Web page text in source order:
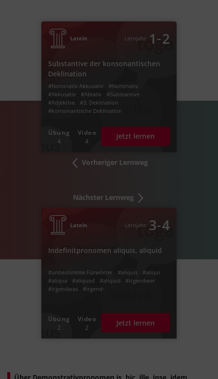
Vorheriger Lernweg
Latein Lernjahr 1‐2
Substantive der konsonantischen
Deklination
#Nominativ Akkusativ
#Nominativ
#Akkusativ
#Ablativ
#Substantive
#Adjektive
#3. Deklination
#konsonantische Deklination
#dritte Deklination
Übung
4
Video
4
Jetzt lernen
Nächster Lernweg
Latein Lernjahr 3‐4
Indefinitpronomen aliquis, aliquid
#unbestimmte Fürwörter #aliquis
#aliqui
#aliqua
#aliquod #aliquid
#irgendwer
#irgendwas
#irgend-
Übung
2
Video
2
Jetzt lernen